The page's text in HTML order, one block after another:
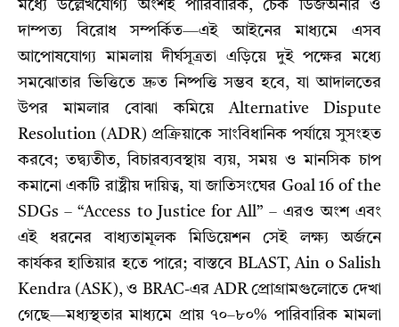
মধ্যে উল্লেখযোগ্য অংশই পারিবারিক, চেক ডিজঅনার ও
দাম্পত্য বিরোধ সম্পর্কিত—এই আইনের মাধ্যমে এসব
আপোষযোগ্য মামলায় দীর্ঘসূত্রতা এড়িয়ে দুই পক্ষের মধ্যে
সমঝোতার ভিত্তিতে দ্রুত নিষ্পত্তি সম্ভব হবে, যা আদালতের
উপর মামলার বোঝা কমিয়ে Alternative Dispute
Resolution (ADR) প্রক্রিয়াকে সাংবিধানিক পর্যায়ে সুসংহত
করবে; তদ্ব্যতীত, বিচারব্যবস্থায় ব্যয়, সময় ও মানসিক চাপ
কমানো একটি রাষ্ট্রীয় দায়িত্ব, যা জাতিসংঘের Goal 16 of the
SDGs – “Access to Justice for All” – এরও অংশ এবং
এই ধরনের বাধ্যতামূলক মিডিয়েশন সেই লক্ষ্য অর্জনে
কার্যকর হাতিয়ার হতে পারে; বাস্তবে BLAST, Ain o Salish
Kendra (ASK), ও BRAC-এর ADR প্রোগ্রামগুলোতে দেখা
গেছে—মধ্যস্থতার মাধ্যমে প্রায় ৭০–৮০% পারিবারিক মামলা